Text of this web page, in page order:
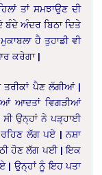
ਤਾਂ ਸਮਝਾਉਣ ਦੀ
ਅੰਦਰ ਬਿਠਾ ਦਿਤੇ
ਹੈ ਤੁਹਾਡੀ ਵੀ
ਕਰੇਗਾ |
ਪੈਣ ਲੱਗੀਆਂ |
ਆਦਤਾਂ ਵਿਗੜੀਆਂ
ਉਨ੍ਹਾਂ ਨੇ ਪੜ੍ਹਾਈ
ਲੱਗ ਪਏ | ਨਸ਼ਾ
ਹੋਣ ਲੱਗ ਪਈ | ਇਕ
| ਉਨ੍ਹਾਂ ਨੂੰ ਇਹ ਪਤਾ